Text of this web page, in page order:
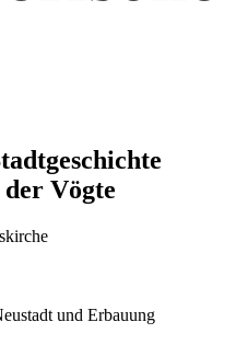
der Vögte
und Erbauung